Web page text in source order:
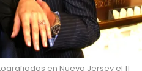
en Nueva Jersey el 11